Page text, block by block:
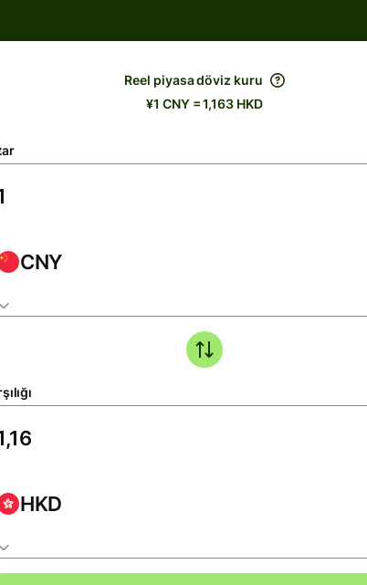
Reel piyasa döviz kuru
¥1 CNY = 1,163 HKD
CNY
HKD